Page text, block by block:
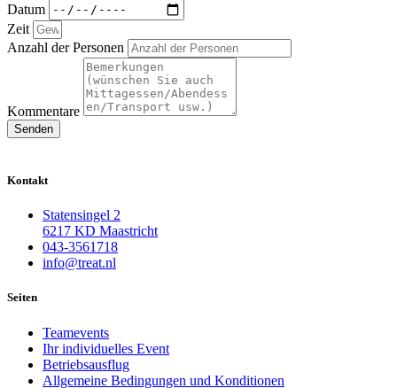
Datum
Zeit
Anzahl der Personen
Kommentare
Senden
Kontakt
Statensingel 2
6217 KD Maastricht
043-3561718
info@treat.nl
Seiten
Teamevents
Ihr individuelles Event
Betriebsausflug
Allgemeine Bedingungen und Konditionen